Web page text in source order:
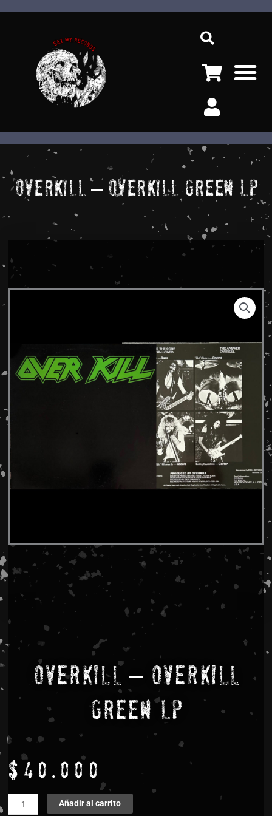
Overkill – Overkill Green LP
Overkill – Overkill
Green LP
$ 40.000
Overkill
–
Añadir al carrito